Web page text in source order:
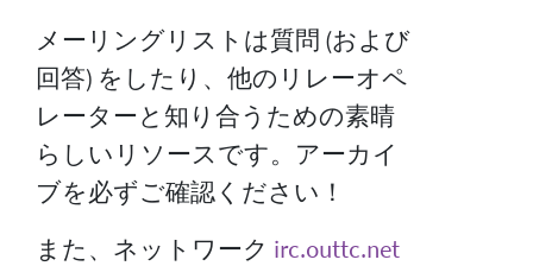
メーリングリストは質問 (および
回答) をしたり、他のリレーオペ
レーターと知り合うための素晴
らしいリソースです。アーカイ
ブを必ずご確認ください！
また、ネットワーク irc.outtc.net